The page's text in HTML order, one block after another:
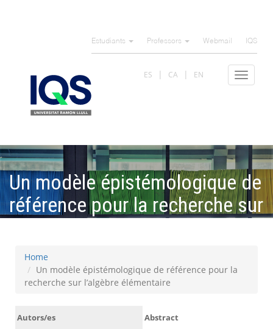
Estudiants Professors Webmail IQS
Toggle
ES CA EN
Un modèle épistémologique de
référence pour la recherche sur
Home
Un modèle épistémologique de référence pour la
recherche sur l’algèbre élémentaire
Autors/es
Abstract